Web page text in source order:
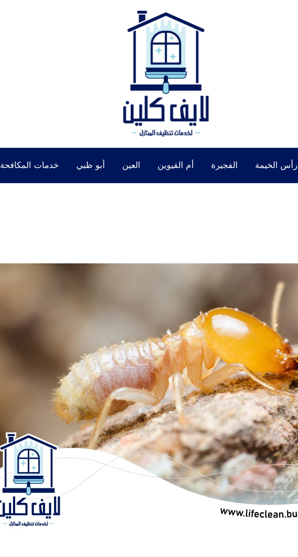
رأس الخيمة الفجيرة أم القيوين العين أبو ظبي خدمات المكافحة